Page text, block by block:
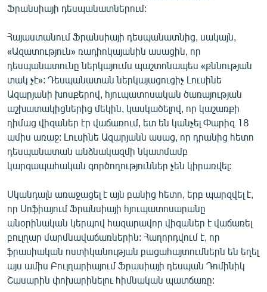
ԲԱՆԱՎԵՃ
ՁԳՏԵԼՈՎ ԼԱՎԱԳՈՒՅՆԻՆ
ՓՈԴՔԱՍԹ
Հայերեն
English
Русский
ՀԵՏԵՎԵՔ ՄԵԶ
«Ազատության» բոլոր կայքերը
Ֆրանսիայի դեսպանատներում:
Հայաստանում Ֆրանսիայի դեսպանատնից, սակայն,
«Ազատություն» ռադիոկայանին ասացին, որ
դեսպանատունը ներկայումս պաշտոնապես «քննության
տակ չէ»: Դեսպանատան ներկայացուցիչ Լուսինե
Ազարյանի խոսքերով, հյուպատոսական ծառայության
աշխատակիցներից մեկին, կասկածելով, որ կաշառքի
դիմաց վիզաներ էր վաճառում, ետ են կանչել Փարիզ 18
ամիս առաջ: Լուսինե Ազարյանն ասաց, որ դրանից հետո
դեսպանատան անձնակազմի նկատմամբ
կարգապահական գործողություններ չեն կիրառվել:
Սկանդալն առաջացել է այն բանից հետո, երբ պարզվել է,
որ Սոֆիայում Ֆրանսիայի հյուպատոսարանը
անօրինական կերպով հազարավոր վիզաներ է վաճառել
բուլղար մարմնավաճառներին: Հաղորդվում է, որ
ֆրասիական ոստիկանության բացահայտումներն են եղել
այս ամիս Բուլղարիայում Ֆրասիայի դեսպան Դոմինիկ
Շասարին փոխարինելու հիմնական պատճառը: